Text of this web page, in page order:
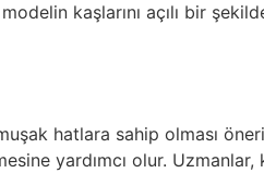
kaşlarını açılı bir
hatlara sahip olması
yardımcı olur.